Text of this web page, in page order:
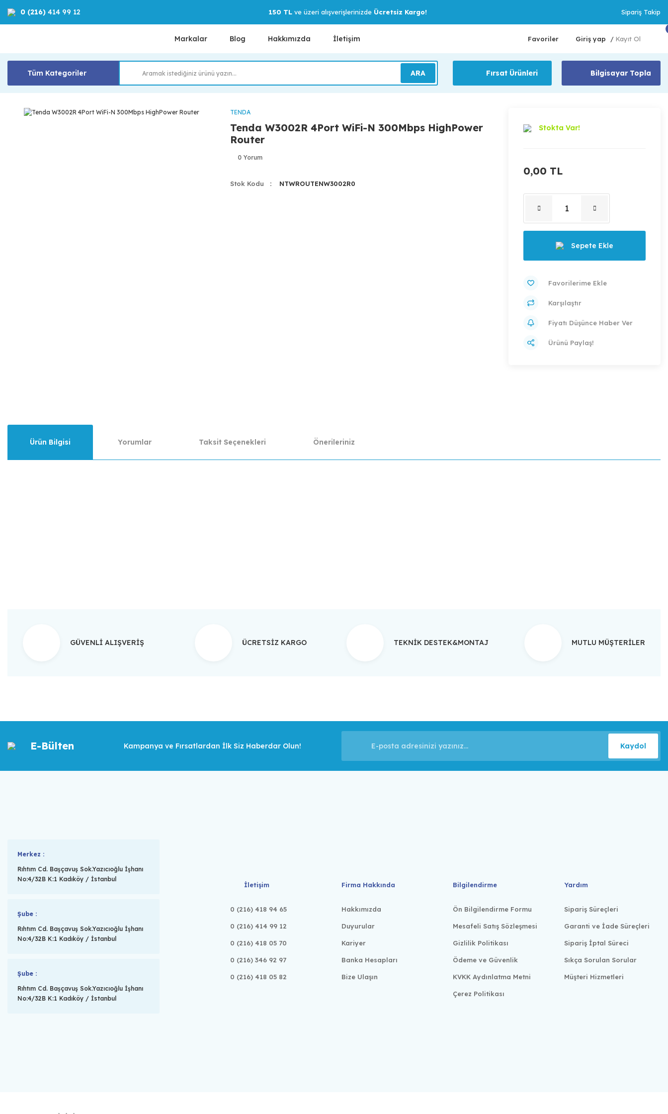
0 (216) 414 99 12 150 TLve üzeri alışverişlerinizde Ücretsiz Kargo! Sipariş Takip
Markalar Blog Hakkımızda İletişim Favoriler Giriş yap / Kayıt Ol
Tüm Kategoriler ARA Fırsat Ürünleri Bilgisayar Topla
TENDA
Tenda W3002R 4Port WiFi-N 300Mbps HighPower
Router
0 Yorum
Stok Kodu NTWROUTENW3002R0
Stokta Var!
0,00 TL
Sepete Ekle
Karşılaştır
Fiyatı Düşünce Haber Ver
Ürünü Paylaş!
Ürün Bilgisi Yorumlar Taksit Seçenekleri Önerileriniz
GÜVENLİ ALIŞVERİŞ ÜCRETSİZ KARGO TEKNİK DESTEK&MONTAJ MUTLU MÜŞTERİLER
E-Bülten Kampanya ve Fırsatlardan İlk Siz Haberdar Olun! Kaydol
Merkez :
Rıhtım Cd. Başçavuş Sok.Yazıcıoğlu İşhanı
No:4/32B K:1 Kadıköy / İstanbul
Şube :
Rıhtım Cd. Başçavuş Sok.Yazıcıoğlu İşhanı
No:4/32B K:1 Kadıköy / İstanbul
Şube :
Rıhtım Cd. Başçavuş Sok.Yazıcıoğlu İşhanı
No:4/32B K:1 Kadıköy / İstanbul
İletişim
0 (216) 418 94 65
0 (216) 414 99 12
0 (216) 418 05 70
0 (216) 346 92 97
0 (216) 418 05 82
Firma Hakkında
Hakkımızda
Duyurular
Kariyer
Banka Hesapları
Bize Ulaşın
Bilgilendirme
Ön Bilgilendirme Formu
Mesafeli Satış Sözleşmesi
Gizlilik Politikası
Ödeme ve Güvenlik
KVKK Aydınlatma Metni
Çerez Politikası
Yardım
Sipariş Süreçleri
Garanti ve İade Süreçleri
Sipariş İptal Süreci
Sıkça Sorulan Sorular
Müşteri Hizmetleri